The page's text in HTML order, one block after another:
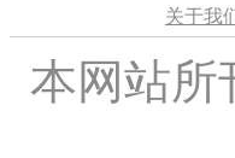
关于我
本网站所